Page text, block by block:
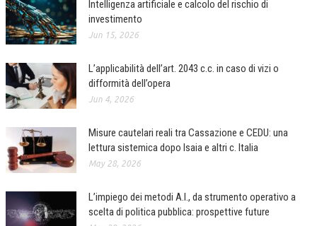
RISK MANAGEMENT
PERSONA E CITTÀ
L’UMANISTA
DIRITTO
DIRITTO PENALE D’IMPRESA
DIRITTO DEL WEB
Intelligenza artificiale e calcolo del rischio di
investimento
Jun 15, 2026
L’applicabilità dell’art. 2043 c.c. in caso di vizi o
difformità dell’opera
Jun 4, 2026
Misure cautelari reali tra Cassazione e CEDU: una
lettura sistemica dopo Isaia e altri c. Italia
May 28, 2026
L’impiego dei metodi A.I., da strumento operativo a
scelta di politica pubblica: prospettive future